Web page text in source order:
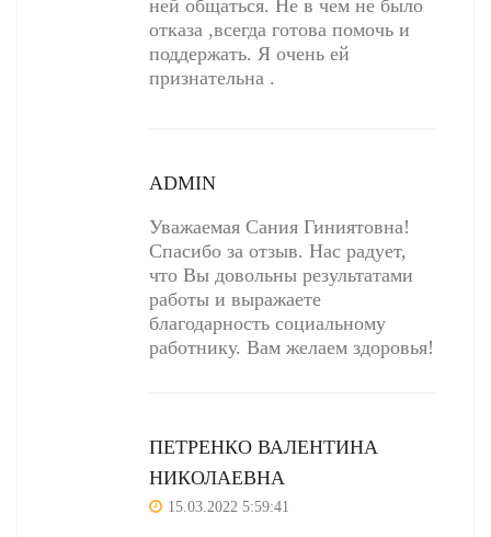
ней общаться. Не в чем не было
отказа ,всегда готова помочь и
поддержать. Я очень ей
признательна .
ADMIN
Уважаемая Сания Гиниятовна!
Спасибо за отзыв. Нас радует,
что Вы довольны результатами
работы и выражаете
благодарность социальному
работнику. Вам желаем здоровья!
ПЕТРЕНКО ВАЛЕНТИНА
НИКОЛАЕВНА
15.03.2022 5:59:41